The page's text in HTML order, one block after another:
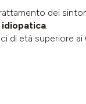
dei
.
di età superiore ai